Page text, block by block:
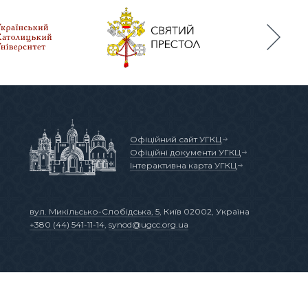
вул. Микільсько-Слобідська, 5 , Київ 02002, Україна
+380 (44) 541-11-14 synod@ugcc.org.ua
Офіційний сайт УГКЦ
Офіційні документи УГКЦ
Інтерактивна карта УГКЦ